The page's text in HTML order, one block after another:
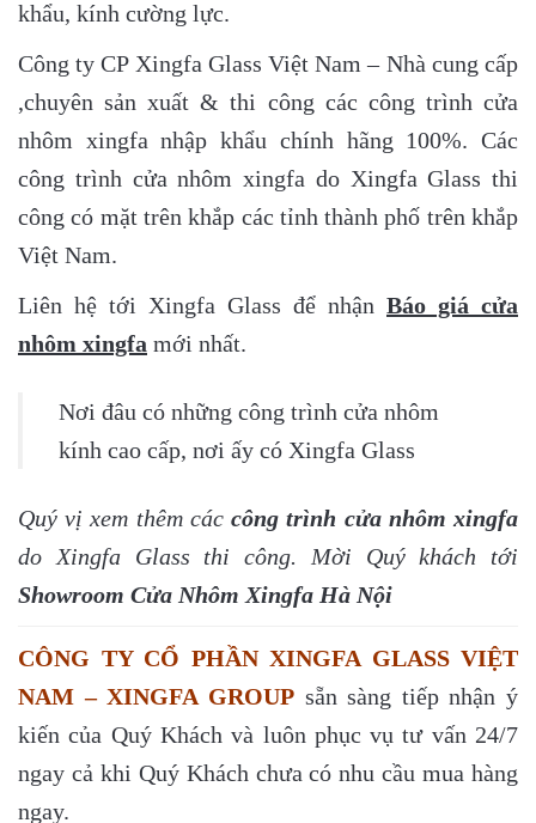
khẩu, kính cường lực.
Công ty CP Xingfa Glass Việt Nam – Nhà cung cấp
,chuyên sản xuất & thi công các công trình cửa
nhôm xingfa nhập khẩu chính hãng 100%. Các
công trình cửa nhôm xingfa do Xingfa Glass thi
công có mặt trên khắp các tỉnh thành phố trên khắp
Việt Nam.
Liên hệ tới Xingfa Glass để nhận Báo giá cửa
nhôm xingfa mới nhất.
Nơi đâu có những công trình cửa nhôm
kính cao cấp, nơi ấy có Xingfa Glass
Quý vị xem thêm cáccông trình cửa nhôm xingfa
do Xingfa Glass thi công. Mời Quý khách tới
Showroom Cửa Nhôm Xingfa Hà Nội
CÔNG TY CỔ PHẦN XINGFA GLASS VIỆT
NAM – XINGFA GROUPsẵn sàng tiếp nhận ý
kiến của Quý Khách và luôn phục vụ tư vấn 24/7
ngay cả khi Quý Khách chưa có nhu cầu mua hàng
ngay.